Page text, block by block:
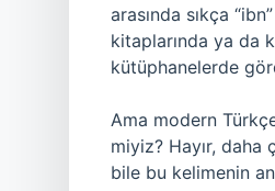
arasında sıkça
kitaplarında ya da
kütüphanelerde
Ama modern
miyiz? Hayır, daha
bile bu kelimenin